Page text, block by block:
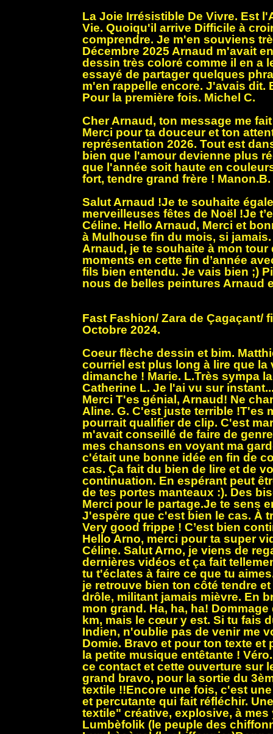
La Joie Irrésistible De Vivre. Est
Vie. Quoiqu'il arrive Difficile à
comprendre. Je m'en souviens
Décembre 2025 Arnaud m'avait
dessin très coloré comme il en a
essayé de partager quelques
m'en rappelle encore. J'avais dit.
Pour la première fois. Michel C.
Cher Arnaud, ton message me
Merci pour ta douceur et ton
représentation 2026. Tout est
bien que l'amour devienne plus
que l'année soit haute en
fort, tendre grand frère ! Manon.B.
Salut Arnaud !Je te souhaite
merveilleuses fêtes de Noël !Je
Céline. Hello Arnaud, Merci et
à Mulhouse fin du mois, si
Arnaud, je te souhaite à mon tour
moments en cette fin d’année
fils bien entendu. Je vais bien ;)
nous de belles peintures Arnaud
Fast Fashion/ Zara de Çagaçant/
Octobre 2024.
Coeur flèche dessin et bim.
courriel est plus long à lire que la
dimanche ! Marie. L.Très sympa
Catherine L. Je l'ai vu sur
Merci T'es génial, Arnaud! Ne
Aline. G. C'est juste terrible !T'es
pourrait qualifier de clip. C'est
m'avait conseillé de faire de
mes chansons en voyant ma
c'était une bonne idée en fin de
cas. Ça fait du bien de lire et de
continuation. En espérant peut
de tes portes manteaux :). Des
Merci pour le partage.Je te sens
J'espère que c'est bien le cas. À
Very good frippe ! C’est bien
Hello Arno, merci pour ta super
Céline. Salut Arno, je viens de
dernières vidéos et ça fait
tu t'éclates à faire ce que tu
je retrouve bien ton côté tendre
drôle, militant jamais mièvre. En
mon grand. Ha, ha, ha!
km, mais le cœur y est. Si tu fais
Indien, n'oublie pas de venir me
Domie. Bravo et pour ton texte et
la petite musique entêtante !
ce contact et cette ouverture sur
grand bravo, pour la sortie du
textile !!Encore une fois, c'est
et percutante qui fait réfléchir.
textile" créative, explosive, à mes
Lumbèfolik (le peuple des